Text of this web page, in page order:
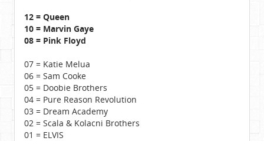
Beiträge:
48737
12 = Queen
10 = Marvin Gaye
08 = Pink Floyd
07 = Katie Melua
06 = Sam Cooke
05 = Doobie Brothers
04 = Pure Reason Revolution
03 = Dream Academy
02 = Scala & Kolacni Brothers
01 = ELVIS